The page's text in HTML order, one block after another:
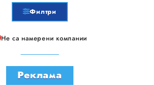
Филтри
Не са намерени компании
Реклама